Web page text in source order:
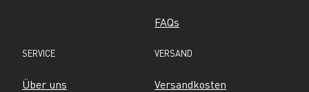
FAQs
SERVICE
Über uns
VERSAND
Versandkosten